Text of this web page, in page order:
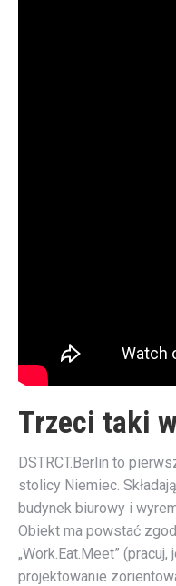
Trzeci taki
DSTRCT.Berlin to
stolicy Niemiec.
budynek biurowy i
Obiekt ma powstać
„Work.Eat.Meet”
projektowanie